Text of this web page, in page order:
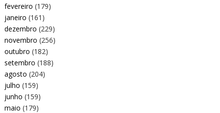
fevereiro (179)
janeiro (161)
dezembro (229)
novembro (256)
outubro (182)
setembro (188)
agosto (204)
julho (159)
junho (159)
maio (179)